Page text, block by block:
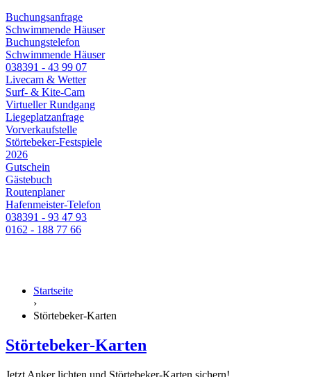
Buchungsanfrage
Schwimmende Häuser
Buchungstelefon
Schwimmende Häuser
038391 - 43 99 07
Livecam & Wetter
Surf- & Kite-Cam
Virtueller Rundgang
Liegeplatzanfrage
Vorverkaufstelle
Störtebeker-Festspiele
2026
Gutschein
Gästebuch
Routenplaner
Hafenmeister-Telefon
038391 - 93 47 93
0162 - 188 77 66
Startseite
›
Störtebeker-Karten
Störtebeker-Karten
Jetzt Anker lichten und Störtebeker-Karten sichern!